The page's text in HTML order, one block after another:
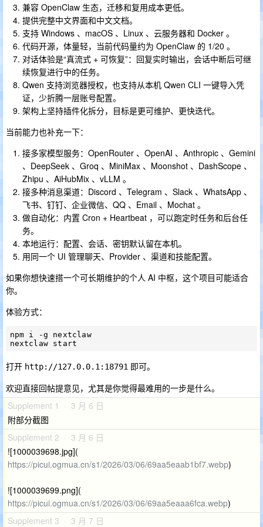
兼容 OpenClaw 生态，迁移和复用成本更低。
提供完整中文界面和中文文档。
支持 Windows 、macOS 、Linux 、云服务器和 Docker 。
代码开源，体量轻，当前代码量约为 OpenClaw 的 1/20 。
对话体验是“真流式 + 可恢复”：回复实时输出，会话中断后可继
续恢复进行中的任务。
Qwen 支持浏览器授权，也支持从本机 Qwen CLI 一键导入凭
证，少折腾一层账号配置。
架构上坚持插件化拆分，目标是更可维护、更快迭代。
当前能力也补充一下：
接多家模型服务：OpenRouter 、OpenAI 、Anthropic 、Gemini
、DeepSeek 、Groq 、MiniMax 、Moonshot 、DashScope 、
Zhipu 、AiHubMix 、vLLM 。
接多种消息渠道：Discord 、Telegram 、Slack 、WhatsApp 、
飞书、钉钉、企业微信、QQ 、Email 、Mochat 。
做自动化：内置 Cron + Heartbeat ，可以跑定时任务和后台任
务。
本地运行：配置、会话、密钥默认留在本机。
用同一个 UI 管理聊天、Provider 、渠道和技能配置。
如果你想快速搭一个可长期维护的个人 AI 中枢，这个项目可能适合
你。
体验方式：
npm i -g nextclaw
打开 http://127.0.0.1:18791 即可。
欢迎直接回帖提意见，尤其是你觉得最难用的一步是什么。
Supplement 1 · 3 月 6 日
附部分截图
Supplement 2 · 3 月 6 日
![1000039698.jpg](
https://picui.ogmua.cn/s1/2026/03/06/69aa5eaab1bf7.webp)
![1000039699.png](
https://picui.ogmua.cn/s1/2026/03/06/69aa5eaaa6fca.webp)
Supplement 3 · 3 月 7 日